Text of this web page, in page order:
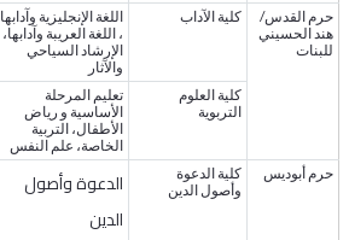
حرم القدس/
هند الحسيني
للبنات
كلية الآداب
اللغة الإنجليزية وآدابها
، اللغة العريبة وآدابها،
الإرشاد السياحي
والآثار
كلية العلوم
التربوية
تعليم المرحلة
الأساسية و رياض
الأطفال، التربية
الخاصة، علم النفس
حرم أبوديس
كلية الدعوة
وأصول الدين
الدعوة وأصول
الدين